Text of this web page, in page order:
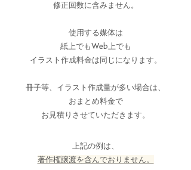
​修正回数に含みません。
使用する媒体は
紙上でもWeb上でも
​イラスト作成料金は同じになります。
冊子等、イラスト作成量が多い場合は、
おまとめ料金で
お見積りさせていただきます。
上記の例は、
著作権譲渡を含んでおりません。